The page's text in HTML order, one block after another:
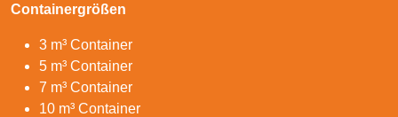
Containergrößen
3 m³ Container
5 m³ Container
7 m³ Container
10 m³ Container